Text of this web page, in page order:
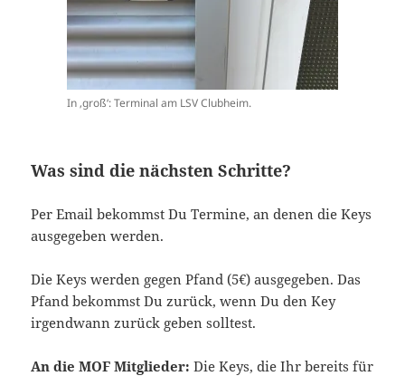
In ‚groß‘: Terminal am LSV Clubheim.
Was sind die nächsten Schritte?
Per Email bekommst Du Termine, an denen die Keys
ausgegeben werden.
Die Keys werden gegen Pfand (5€) ausgegeben. Das
Pfand bekommst Du zurück, wenn Du den Key
irgendwann zurück geben solltest.
An die MOF Mitglieder: Die Keys, die Ihr bereits für